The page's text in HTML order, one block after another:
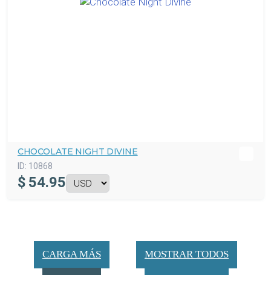
CHOCOLATE NIGHT DIVINE
ID: 10868
$ 54.95
CARGA MÁS MOSTRAR TODOS